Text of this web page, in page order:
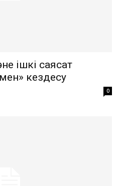
ішкі саясат
кездесу
0